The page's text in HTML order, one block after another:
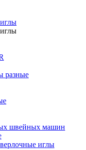
разные
швейных машин
иглы